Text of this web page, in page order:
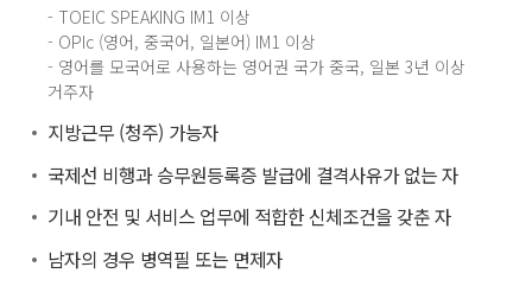
- TOEIC SPEAKING IM1 이상
- OPIc (영어, 중국어, 일본어) IM1 이상
- 영어를 모국어로 사용하는 영어권 국가 중국, 일본 3년 이상
거주자
지방근무 (청주) 가능자
국제선 비행과 승무원등록증 발급에 결격사유가 없는 자
기내 안전 및 서비스 업무에 적합한 신체조건을 갖춘 자
남자의 경우 병역필 또는 면제자